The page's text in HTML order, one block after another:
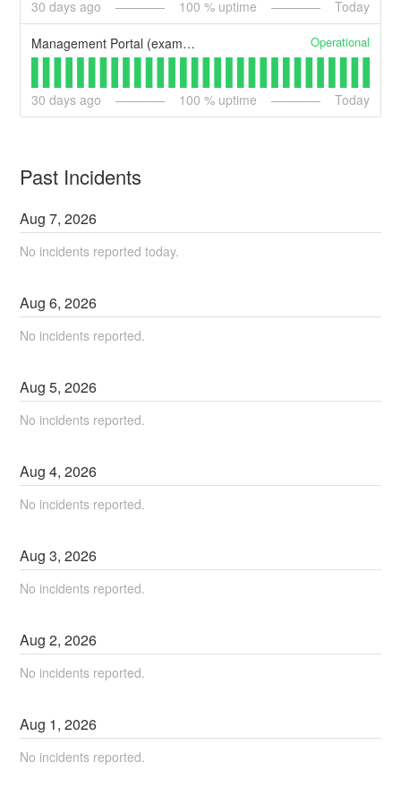
30 days ago 100 % uptime Today
Management Portal (example) Operational
30 days ago 100 % uptime Today
Past Incidents
Aug7,2026
No incidents reported today.
Aug6,2026
No incidents reported.
Aug5,2026
No incidents reported.
Aug4,2026
No incidents reported.
Aug3,2026
No incidents reported.
Aug2,2026
No incidents reported.
Aug 1,2026
No incidents reported.